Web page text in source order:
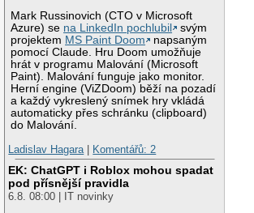
Mark Russinovich (CTO v Microsoft
Azure) se na LinkedIn pochlubil
svým
projektem MS Paint Doom
napsaným
pomocí Claude. Hru Doom umožňuje
hrát v programu Malování (Microsoft
Paint). Malování funguje jako monitor.
Herní engine (ViZDoom) běží na pozadí
a každý vykreslený snímek hry vkládá
automaticky přes schránku (clipboard)
do Malování.
Ladislav Hagara
Komentářů: 2
EK: ChatGPT i Roblox mohou spadat
pod přísnější pravidla
6.8. 08:00 | IT novinky